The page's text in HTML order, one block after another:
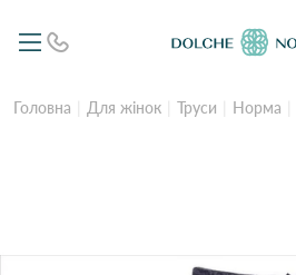
Головна Для жінок Труси Норма